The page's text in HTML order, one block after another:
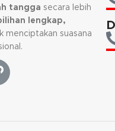
tangga secara lebih
lengkap,
menciptakan suasana